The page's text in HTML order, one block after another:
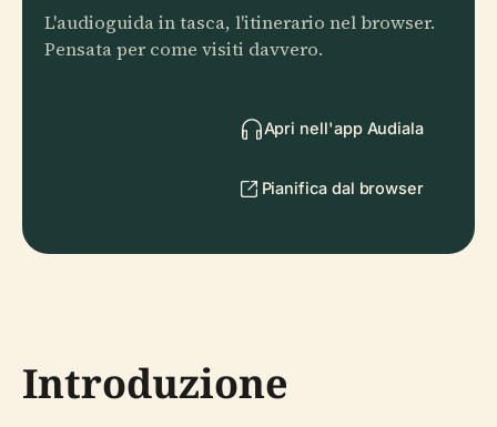
L'audioguida in tasca, l'itinerario nel browser.
Pensata per come visiti davvero.
Apri nell'app Audiala
Pianifica dal browser
Introduzione